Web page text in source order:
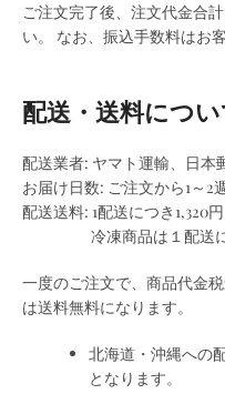
ご注文完了後、注文代金合
い。
なお、振込手数料はお
配送・送料につ
配送業者: ヤマト運輸、日本
お届け日数: ご注文から1～2
配送送料: 1配送につき1,320
冷凍商品は１配送に
一度のご注文で、商品代金
は送料無料になります。
北海道・沖縄への
となります。